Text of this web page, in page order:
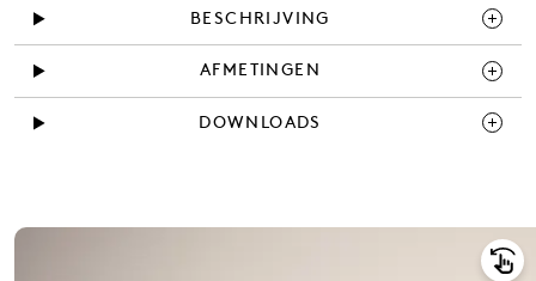
BESCHRIJVING
AFMETINGEN
DOWNLOADS